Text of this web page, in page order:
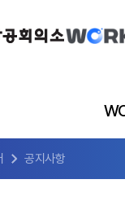
공지사항